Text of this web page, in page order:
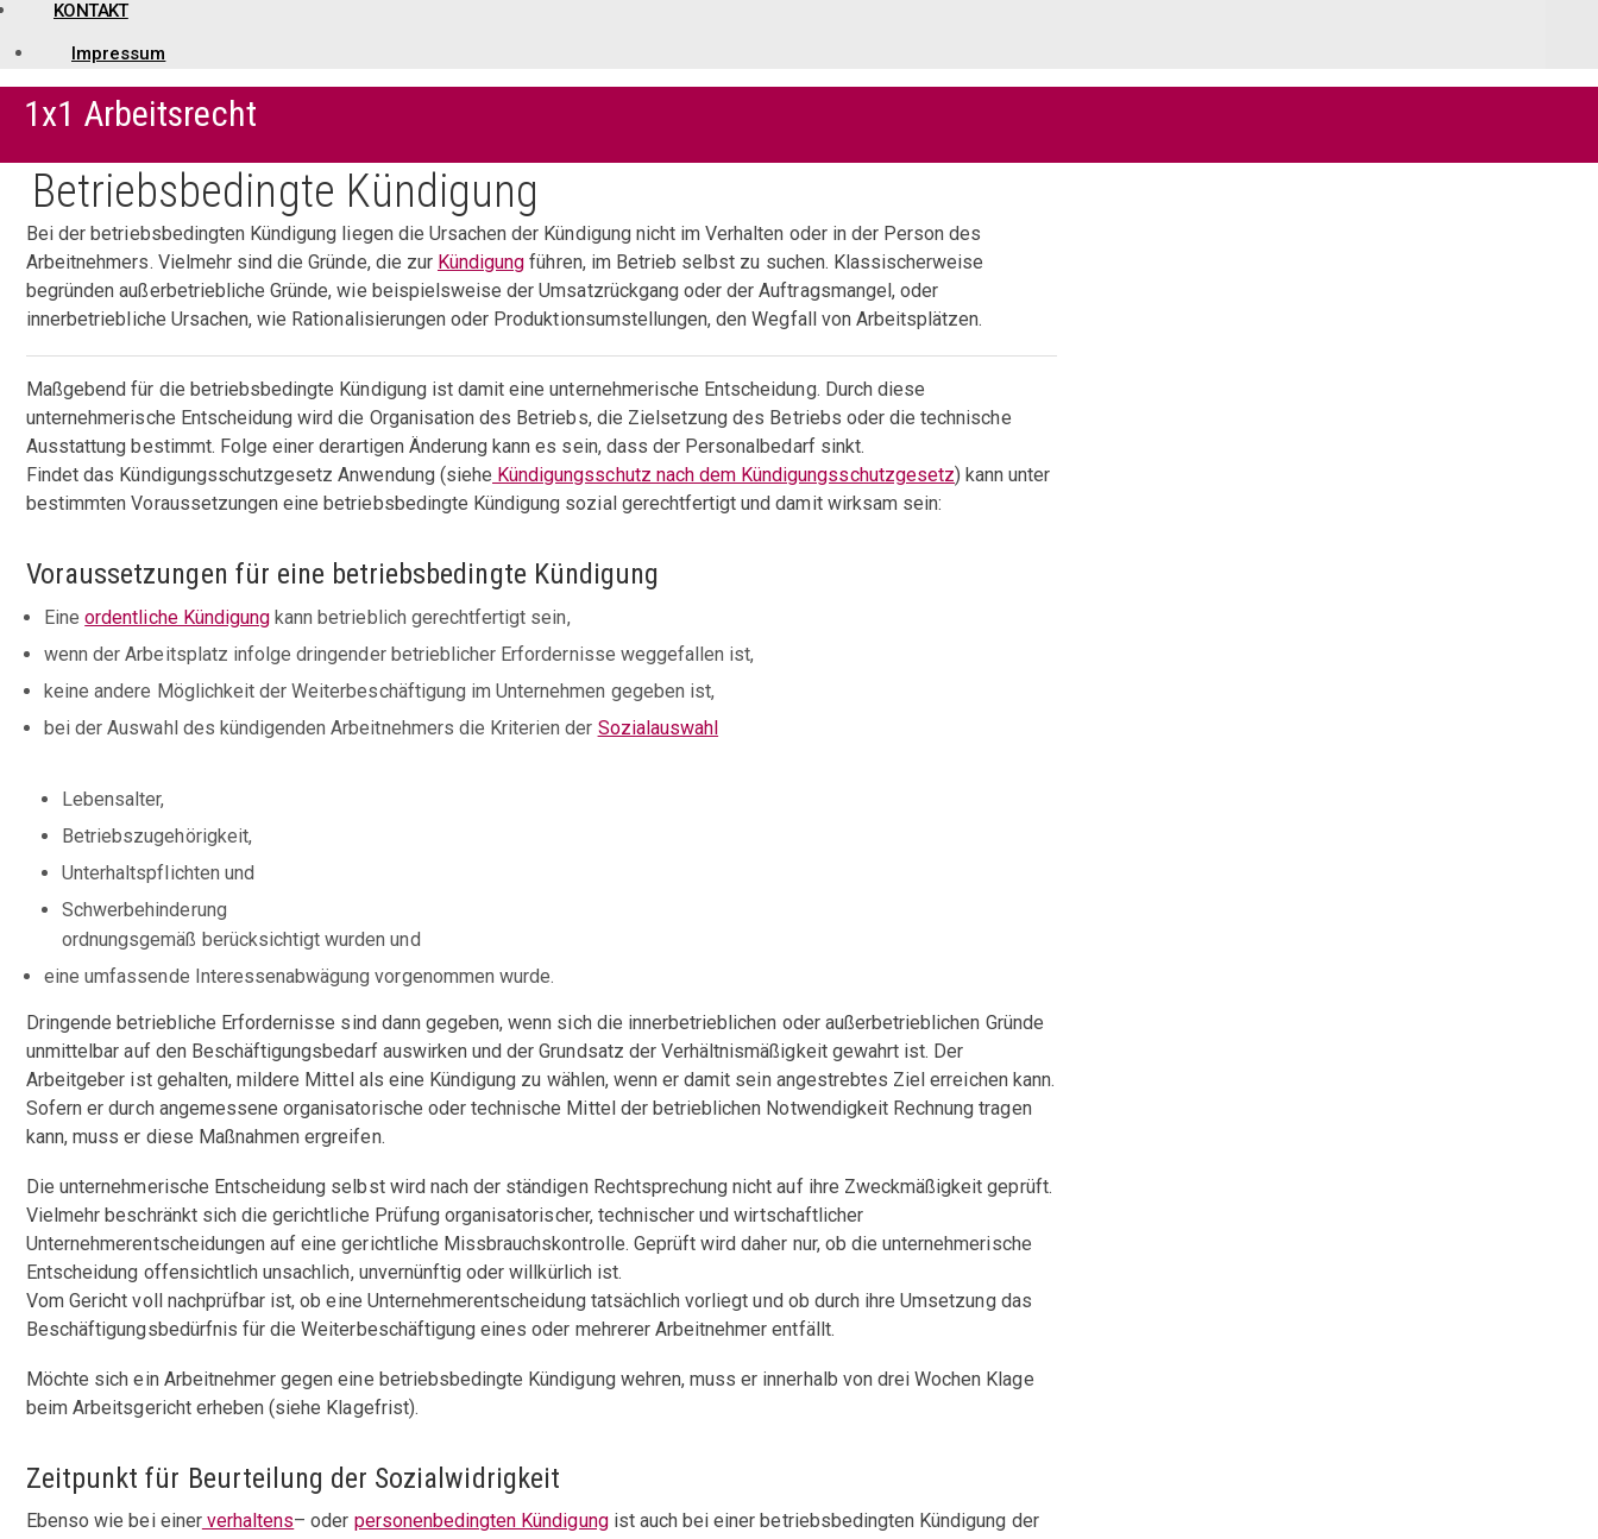
KONTAKT
Impressum
1x1 Arbeitsrecht
Betriebsbedingte Kündigung
Bei der betriebsbedingten Kündigung liegen die Ursachen der Kündigung nicht im Verhalten oder in der Person des
Arbeitnehmers. Vielmehr sind die Gründe, die zur Kündigung führen, im Betrieb selbst zu suchen. Klassischerweise
begründen außerbetriebliche Gründe, wie beispielsweise der Umsatzrückgang oder der Auftragsmangel, oder
innerbetriebliche Ursachen, wie Rationalisierungen oder Produktionsumstellungen, den Wegfall von Arbeitsplätzen.
Maßgebend für die betriebsbedingte Kündigung ist damit eine unternehmerische Entscheidung. Durch diese
unternehmerische Entscheidung wird die Organisation des Betriebs, die Zielsetzung des Betriebs oder die technische
Ausstattung bestimmt. Folge einer derartigen Änderung kann es sein, dass der Personalbedarf sinkt.
Findet das Kündigungsschutzgesetz Anwendung (siehe Kündigungsschutz nach dem Kündigungsschutzgesetz) kann unter
bestimmten Voraussetzungen eine betriebsbedingte Kündigung sozial gerechtfertigt und damit wirksam sein:
Voraussetzungen für eine betriebsbedingte Kündigung
Eineordentliche Kündigung kann betrieblich gerechtfertigt sein,
wenn der Arbeitsplatz infolge dringender betrieblicher Erfordernisse weggefallen ist,
keine andere Möglichkeit der Weiterbeschäftigung im Unternehmen gegeben ist,
bei der Auswahl des kündigenden Arbeitnehmers die Kriterien der Sozialauswahl
Lebensalter,
Betriebszugehörigkeit,
Unterhaltspflichten und
Schwerbehinderung
ordnungsgemäß berücksichtigt wurden und
eine umfassende Interessenabwägung vorgenommen wurde.
Dringende betriebliche Erfordernisse sind dann gegeben, wenn sich die innerbetrieblichen oder außerbetrieblichen Gründe
unmittelbar auf den Beschäftigungsbedarf auswirken und der Grundsatz der Verhältnismäßigkeit gewahrt ist. Der
Arbeitgeber ist gehalten, mildere Mittel als eine Kündigung zu wählen, wenn er damit sein angestrebtes Ziel erreichen kann.
Sofern er durch angemessene organisatorische oder technische Mittel der betrieblichen Notwendigkeit Rechnung tragen
kann, muss er diese Maßnahmen ergreifen.
Die unternehmerische Entscheidung selbst wird nach der ständigen Rechtsprechung nicht auf ihre Zweckmäßigkeit geprüft.
Vielmehr beschränkt sich die gerichtliche Prüfung organisatorischer, technischer und wirtschaftlicher
Unternehmerentscheidungen auf eine gerichtliche Missbrauchskontrolle. Geprüft wird daher nur, ob die unternehmerische
Entscheidung offensichtlich unsachlich, unvernünftig oder willkürlich ist.
Vom Gericht voll nachprüfbar ist, ob eine Unternehmerentscheidung tatsächlich vorliegt und ob durch ihre Umsetzung das
Beschäftigungsbedürfnis für die Weiterbeschäftigung eines oder mehrerer Arbeitnehmer entfällt.
Möchte sich ein Arbeitnehmer gegen eine betriebsbedingte Kündigung wehren, muss er innerhalb von drei Wochen Klage
beim Arbeitsgericht erheben (siehe Klagefrist).
Zeitpunkt für Beurteilung der Sozialwidrigkeit
Ebenso wie bei einerverhaltens– oder personenbedingten Kündigungist auch bei einer betriebsbedingten Kündigung der